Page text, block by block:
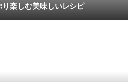
楽しむ美味しいレシピ